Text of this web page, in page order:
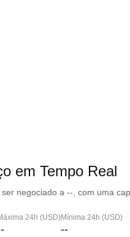
em Tempo Real
negociado a --, com uma
24h (USD)Mínima 24h (USD)
--